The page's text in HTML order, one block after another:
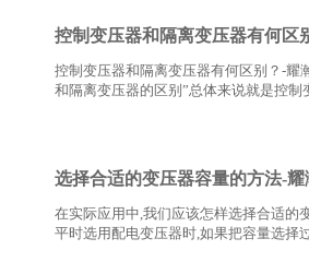
控制变压器和隔离变压器有何区
控制变压器和隔离变压器有何区别？-耀
和隔离变压器的区别”总体来说就是控制
选择合适的变压器容量的方法-耀
在实际应用中,我们应该怎样选择合适的
平时选用配电变压器时,如果把容量选择